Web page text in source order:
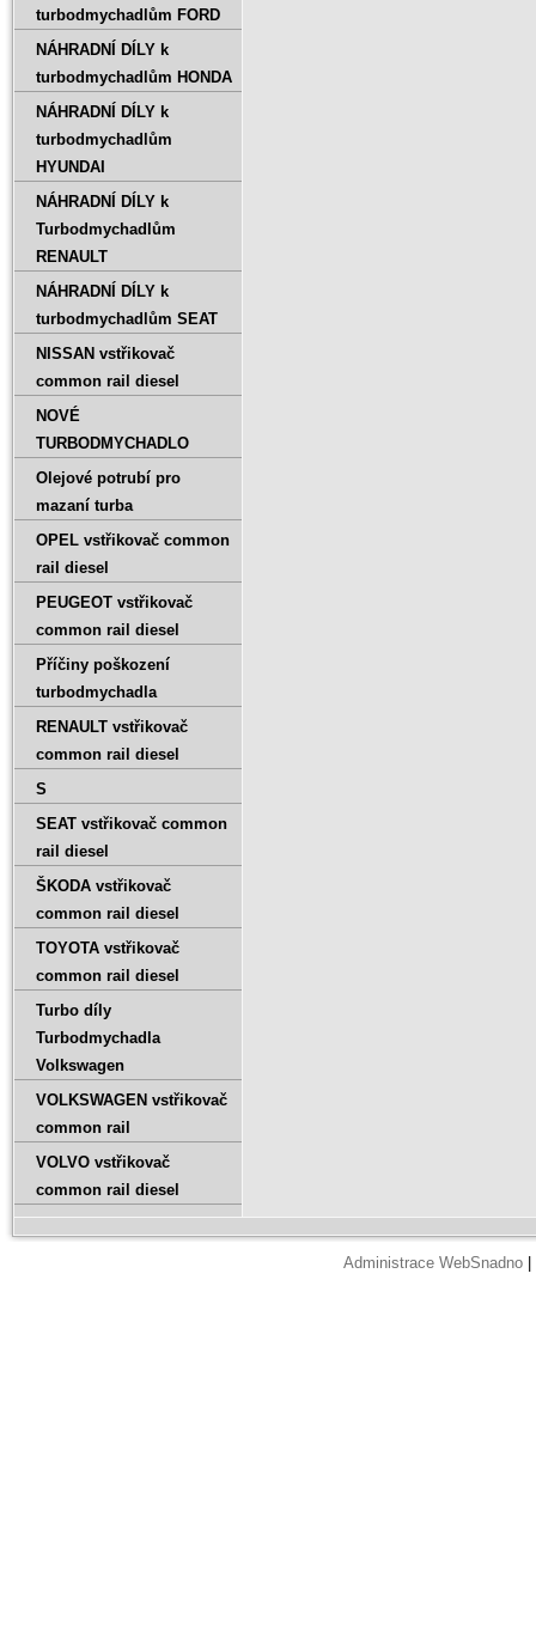
turbodmychadlům FORD
NÁHRADNÍ DÍLY k
turbodmychadlům HONDA
NÁHRADNÍ DÍLY k
turbodmychadlům
HYUNDAI
NÁHRADNÍ DÍLY k
Turbodmychadlům
RENAULT
NÁHRADNÍ DÍLY k
turbodmychadlům SEAT
NISSAN vstřikovač
common rail diesel
NOVÉ
TURBODMYCHADLO
Olejové potrubí pro
mazaní turba
OPEL vstřikovač common
rail diesel
PEUGEOT vstřikovač
common rail diesel
Příčiny poškození
turbodmychadla
RENAULT vstřikovač
common rail diesel
S
SEAT vstřikovač common
rail diesel
ŠKODA vstřikovač
common rail diesel
TOYOTA vstřikovač
common rail diesel
Turbo díly
Turbodmychadla
Volkswagen
VOLKSWAGEN vstřikovač
common rail
VOLVO vstřikovač
common rail diesel
Administrace WebSnadno|